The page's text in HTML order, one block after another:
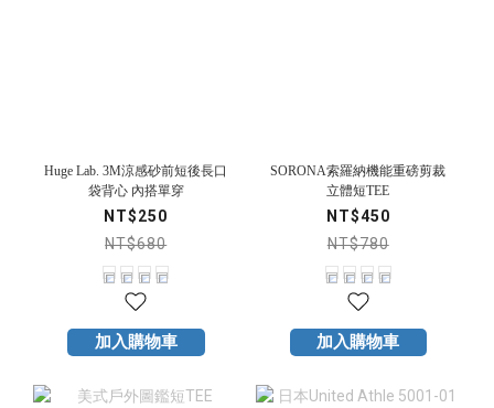
Huge Lab. 3M涼感砂前短後長口
袋背心 內搭單穿
NT$250
NT$680
加入購物車
SORONA索羅納機能重磅剪裁
立體短TEE
NT$450
NT$780
加入購物車